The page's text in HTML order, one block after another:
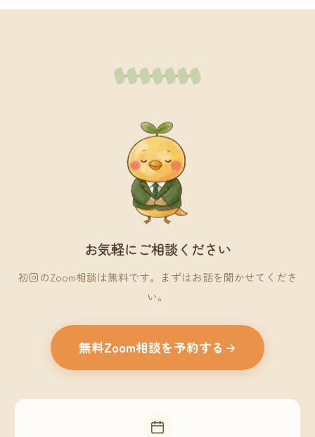
お気軽にご相談ください
初回のZoom相談は無料です。まずはお話を聞かせてくださ
い。
無料Zoom相談を予約する